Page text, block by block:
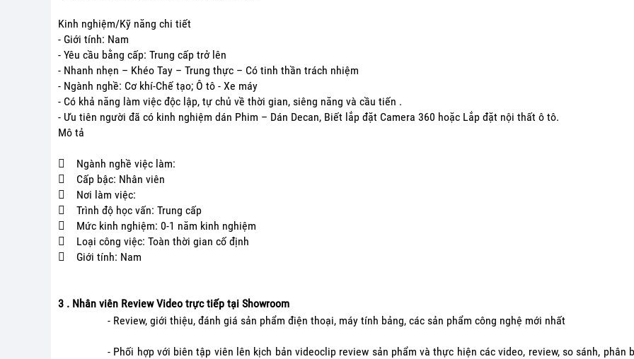
Kinh nghiệm/Kỹ năng chi tiết
- Giới tính: Nam
- Yêu cầu bằng cấp: Trung cấp trở lên
- Nhanh nhẹn – Khéo Tay – Trung thực – Có tinh thần trách nhiệm
- Ngành nghề: Cơ khí-Chế tạo; Ô tô - Xe máy
- Có khả năng làm việc độc lập, tự chủ về thời gian, siêng năng và cầu tiến .
- Ưu tiên người đã có kinh nghiệm dán Phim – Dán Decan, Biết lắp đặt Camera 360 hoặc Lắp đặt nội thất ô tô.
Mô tả
 Ngành nghề việc làm:
 Cấp bậc: Nhân viên
 Nơi làm việc:
 Trình độ học vấn: Trung cấp
 Mức kinh nghiệm: 0-1 năm kinh nghiệm
 Loại công việc: Toàn thời gian cố định
 Giới tính: Nam
3 . Nhân viên Review Video trực tiếp tại Showroom
- Review, giới thiệu, đánh giá sản phẩm điện thoại, máy tính bảng, các sản phẩm công nghệ mới nhất
- Phối hợp với biên tập viên lên kịch bản videoclip review sản phẩm và thực hiện các video, review, so sánh, phân